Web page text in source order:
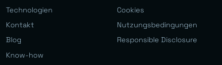
Technologien
Kontakt
Blog
Know-how
Cookies
Nutzungsbedingungen
Responsible Disclosure